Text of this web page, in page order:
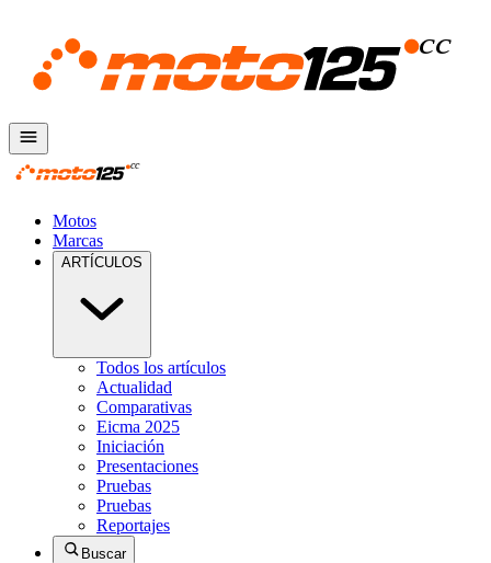
Motos
Marcas
ARTÍCULOS
Todos los artículos
Actualidad
Comparativas
Eicma 2025
Iniciación
Presentaciones
Pruebas
Pruebas
Reportajes
Buscar